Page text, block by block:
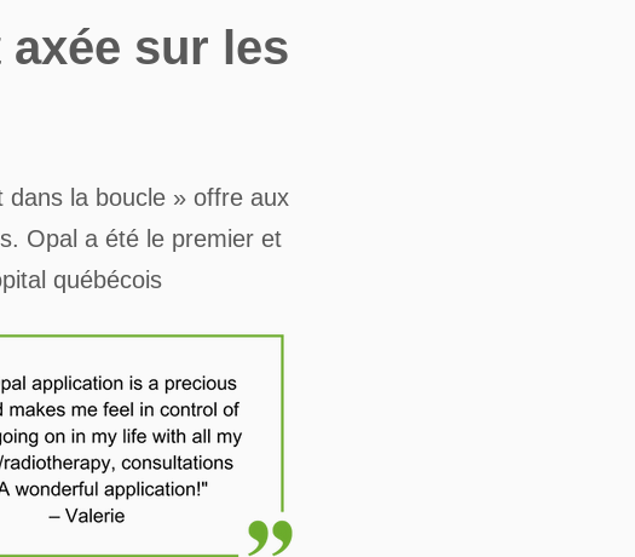
axée sur les
dans la boucle » offre aux
Opal a été le premier et
québécois